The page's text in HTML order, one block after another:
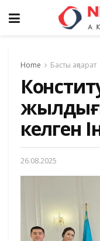
Home Басты ақпарат
келген
26.08.2025